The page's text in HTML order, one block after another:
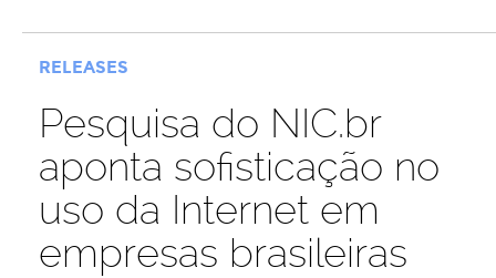
RELEASES
Pesquisa do NIC.br
aponta sofisticação no
uso da Internet em
empresas brasileiras